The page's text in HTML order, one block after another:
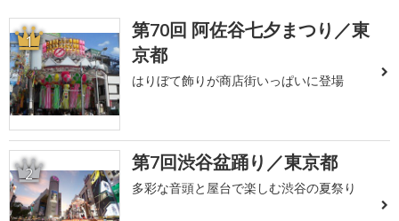
1
第70回 阿佐谷七夕まつり／東
京都
はりぼて飾りが商店街いっぱいに登場
2 第7回渋谷盆踊り／東京都
多彩な音頭と屋台で楽しむ渋谷の夏祭り